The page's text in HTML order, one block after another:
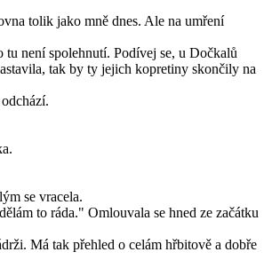
tolik jako mně dnes. Ale na umření
není spolehnutí. Podívej se, u Dočkalů
tak by ty jejich kopretiny skončily na
se vracela.
to ráda." Omlouvala se hned ze začátku
Má tak přehled o celám hřbitově a dobře